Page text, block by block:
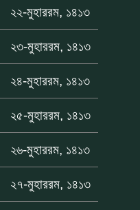
২২-মুহাররম, ১৪১৩
২৩-মুহাররম, ১৪১৩
২৪-মুহাররম, ১৪১৩
২৫-মুহাররম, ১৪১৩
২৬-মুহাররম, ১৪১৩
২৭-মুহাররম, ১৪১৩